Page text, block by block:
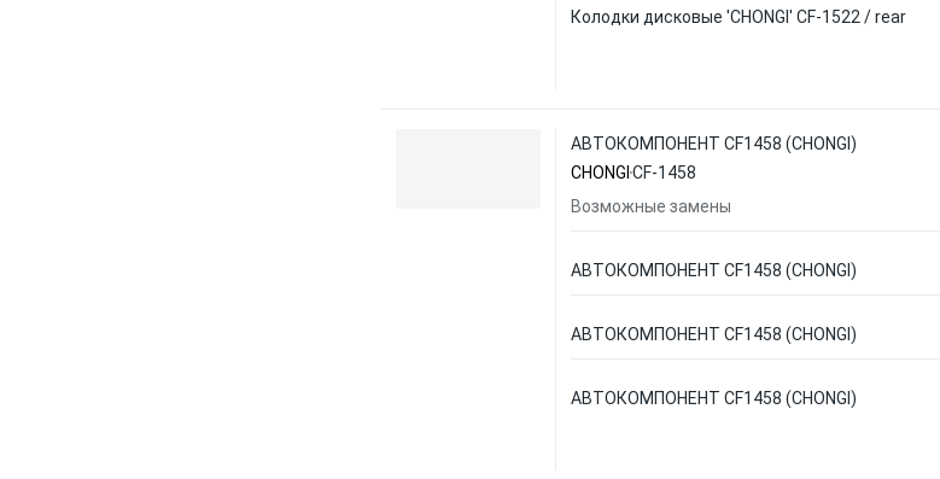
Колодки дисковые 'CHONGI' CF-1522 / rear
АВТОКОМПОНЕНТ CF1458 (CHONGI)
CHONGI CF-1458
Возможные замены
АВТОКОМПОНЕНТ CF1458 (CHONGI)
АВТОКОМПОНЕНТ CF1458 (CHONGI)
АВТОКОМПОНЕНТ CF1458 (CHONGI)